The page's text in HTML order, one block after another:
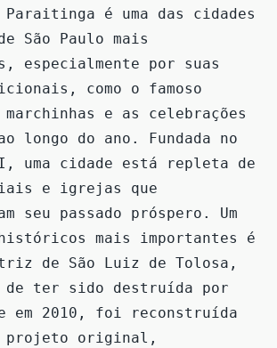
Paraitinga é uma das cidades
São Paulo mais
especialmente por suas
como o famoso
e as celebrações
longo do ano. Fundada no
uma cidade está repleta de
e igrejas que
seu passado próspero. Um
históricos mais importantes é
de São Luiz de Tolosa,
de ter sido destruída por
em 2010, foi reconstruída
projeto original,